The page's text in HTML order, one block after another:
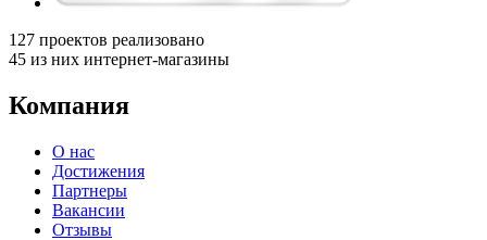
127 проектов реализовано
45 из них интернет-магазины
Компания
О нас
Достижения
Партнеры
Вакансии
Отзывы